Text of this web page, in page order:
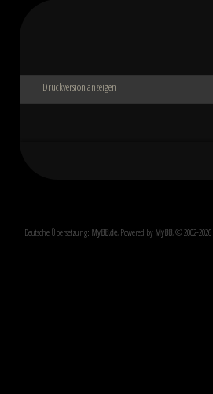
Druckversion anzeigen
Deutsche Übersetzung: MyBB.de, Powered by MyBB, © 2002-2026